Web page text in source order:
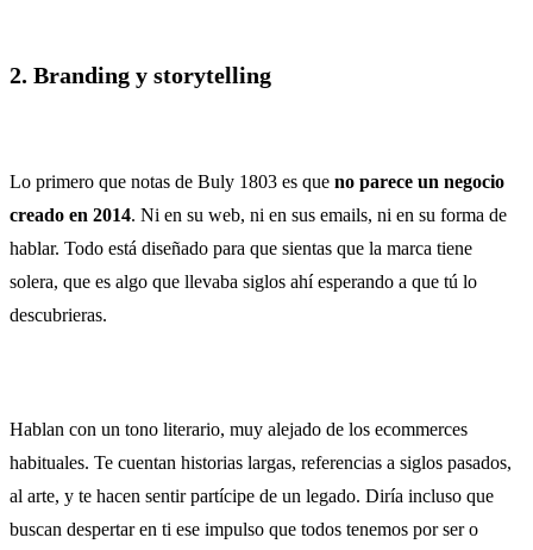
2. Branding y storytelling
Lo primero que notas de Buly 1803 es que no parece un negocio
creado en 2014. Ni en su web, ni en sus emails, ni en su forma de
hablar. Todo está diseñado para que sientas que la marca tiene
solera, que es algo que llevaba siglos ahí esperando a que tú lo
descubrieras.
Hablan con un tono literario, muy alejado de los ecommerces
habituales. Te cuentan historias largas, referencias a siglos pasados,
al arte, y te hacen sentir partícipe de un legado. Diría incluso que
buscan despertar en ti ese impulso que todos tenemos por ser o